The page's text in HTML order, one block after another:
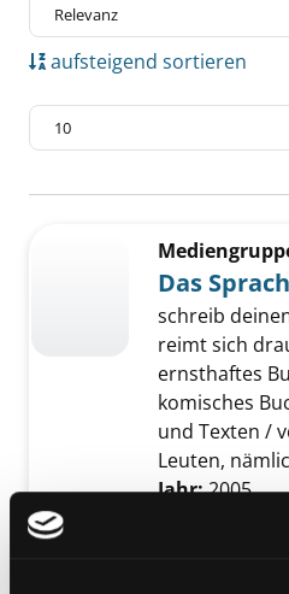
aufsteigend sortieren
Zu den Suchfiltern springen
Das
schreib
reimt sich
ernsthaftes
komisches
und Texten /
Leuten,
Jahr:2005